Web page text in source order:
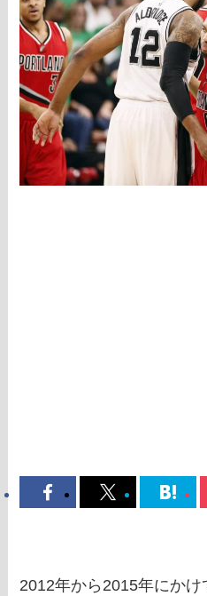
2012年から2015年にか